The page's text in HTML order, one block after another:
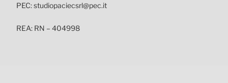
PEC: studiopaciecsrl@pec.it
REA: RN – 404998